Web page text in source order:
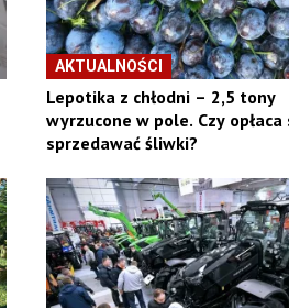
AKTUALNOŚCI
Lepotika z chłodni – 2,5 tony
wyrzucone w pole. Czy opłaca
sprzedawać śliwki?